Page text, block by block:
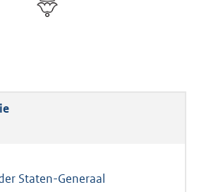
Staten-Generaal